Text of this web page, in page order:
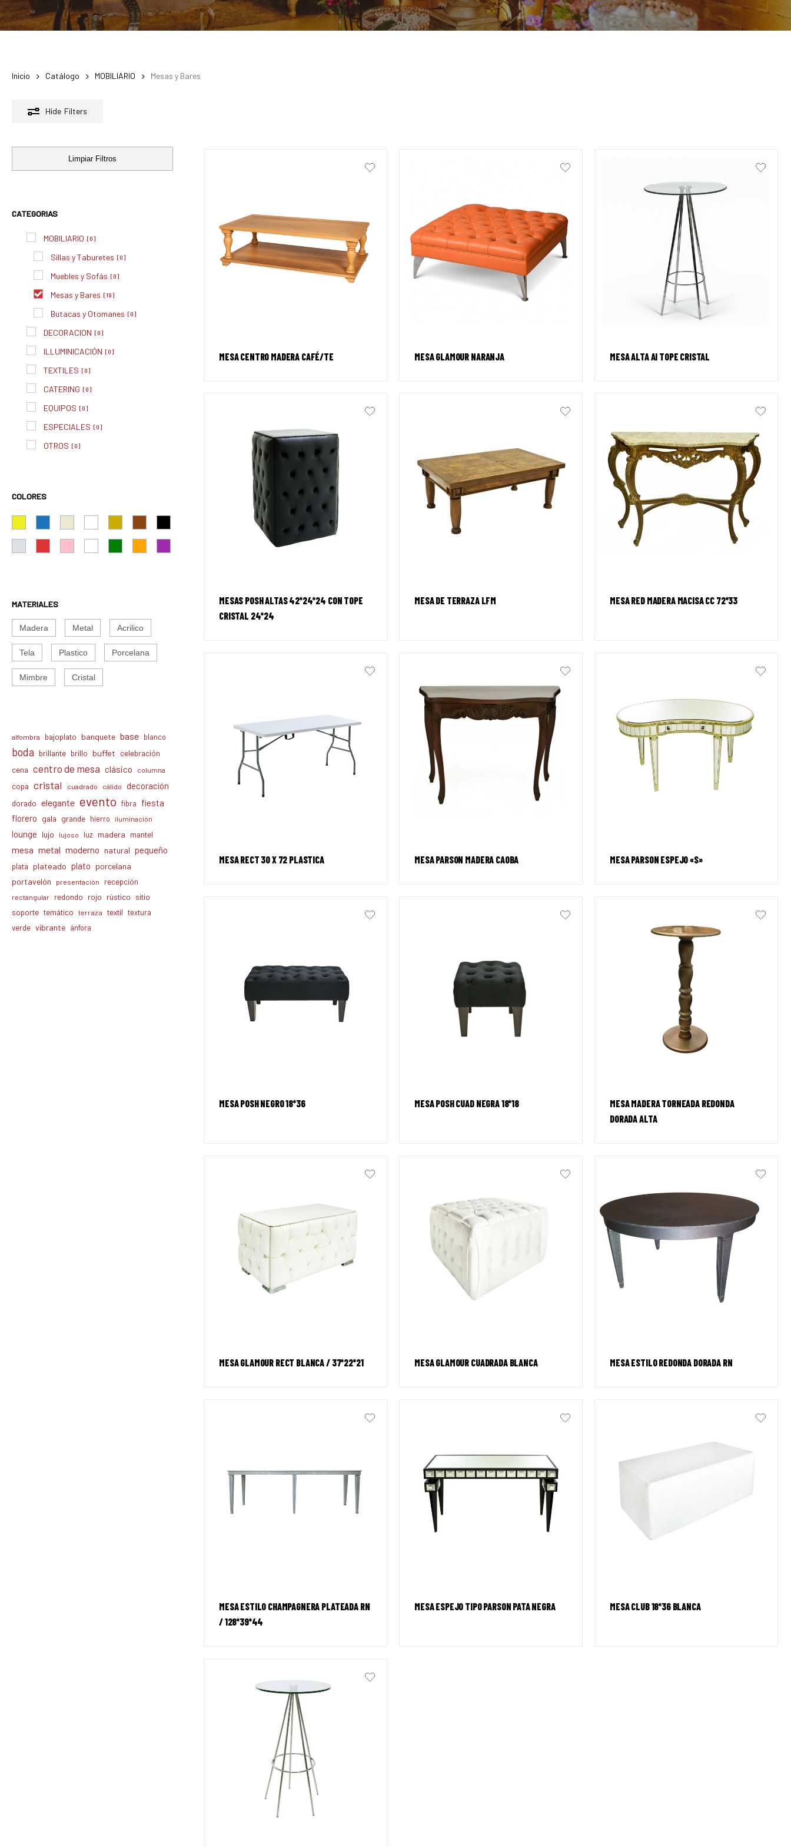
Inicio Catálogo MOBILIARIO Mesas y Bares
Hide Filters
Limpiar Filtros
CATEGORIAS
MOBILIARIO [0]
Sillas y Taburetes [0]
Muebles y Sofás [0]
Mesas y Bares [19]
Butacas y Otomanes [0]
DECORACION [0]
ILLUMINICACIÓN [0]
TEXTILES [0]
CATERING [0]
EQUIPOS [0]
ESPECIALES [0]
OTROS [0]
COLORES
MATERIALES
Madera Metal Acrilico
Tela Plastico Porcelana
Mimbre Cristal
alfombra bajoplato banquete base blanco
boda brillante brillo buffet celebración
cena centro de mesa clásico columna
copa cristal cuadrado cálido decoración
dorado elegante evento fibra fiesta
florero gala grande hierro iluminación
lounge lujo lujoso luz madera mantel
mesa metal moderno natural pequeño
plata plateado plato porcelana
portavelón
presentación recepción
rectangular redondo rojo rústico
sitio
soporte temático terraza textil textura
verde vibrante ánfora
MESA CENTRO MADERA CAFÉ/TE MESA GLAMOUR NARANJA MESA ALTA AI TOPE CRISTAL
MESAS POSH ALTAS 42*24*24 CON TOPE
CRISTAL 24*24
MESA DE TERRAZA LFM MESA RED MADERA MACISA CC 72*33
MESA RECT 30 X 72 PLASTICA MESA PARSON MADERA CAOBA MESA PARSON ESPEJO «S»
MESA POSH NEGRO 18*36 MESA POSH CUAD NEGRA 18*18
MESA MADERA TORNEADA REDONDA
DORADA ALTA
MESA GLAMOUR RECT BLANCA / 37*22*21 MESA GLAMOUR CUADRADA BLANCA MESA ESTILO REDONDA DORADA RN
MESA ESTILO CHAMPAGNERA PLATEADA RN
/ 128*39*44
MESA ESPEJO TIPO PARSON PATA NEGRA MESA CLUB 18*36 BLANCA